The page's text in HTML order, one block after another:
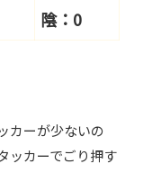
陰：0
カーが少ないの
ッカーでごり押す